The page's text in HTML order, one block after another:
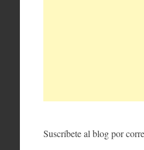
Suscríbete al blog por